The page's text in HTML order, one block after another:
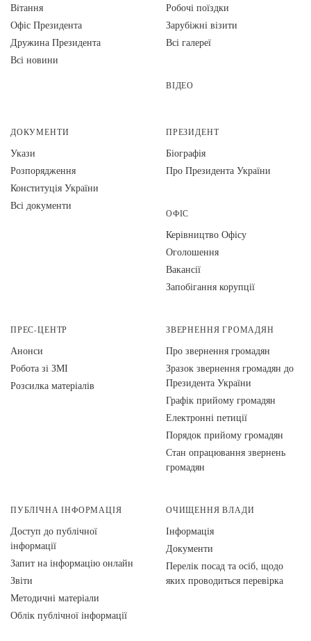
Вiтання
Офіс Президента
Дружина Президента
Всі новини
Робочі поїздки
Зарубіжні візити
Всі галереї
ВІДЕО
ДОКУМЕНТИ
Укази
Розпорядження
Конституція України
Всі документи
ПРЕЗИДЕНТ
Біографія
Про Президента України
ОФІС
Керівництво Офісу
Оголошення
Вакансії
Запобігання корупції
ПРЕС-ЦЕНТР
Анонси
Робота зі ЗМІ
Розсилка матеріалів
ЗВЕРНЕННЯ ГРОМАДЯН
Про звернення громадян
Зразок звернення громадян до
Президента України
Графік прийому громадян
Електронні петиції
Порядок прийому громадян
Стан опрацювання звернень
громадян
ПУБЛІЧНА ІНФОРМАЦІЯ
Доступ до публічної
інформації
Запит на інформацію онлайн
Звіти
Методичні матеріали
Облік публічної інформації
ОЧИЩЕННЯ ВЛАДИ
Інформація
Документи
Перелік посад та осіб, щодо
яких проводиться перевірка